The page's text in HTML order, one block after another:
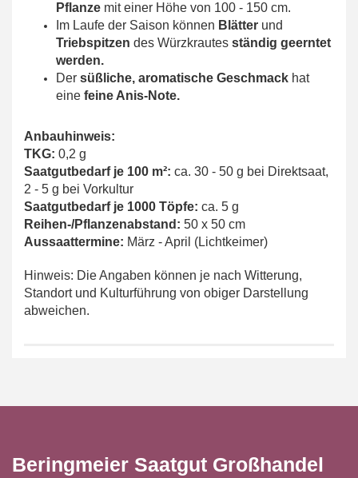
Pflanze mit einer Höhe von 100 - 150 cm.
Im Laufe der Saison können Blätter und
Triebspitzen des Würzkrautes ständig geerntet
werden.
Der süßliche, aromatische Geschmack hat
eine feine Anis-Note.
Anbauhinweis:
TKG: 0,2 g
Saatgutbedarf je 100 m²: ca. 30 - 50 g bei Direktsaat,
2 - 5 g bei Vorkultur
Saatgutbedarf je 1000 Töpfe: ca. 5 g
Reihen-/Pflanzenabstand: 50 x 50 cm
Aussaattermine: März - April (Lichtkeimer)
Hinweis: Die Angaben können je nach Witterung,
Standort und Kulturführung von obiger Darstellung
abweichen.
Beringmeier Saatgut Großhandel